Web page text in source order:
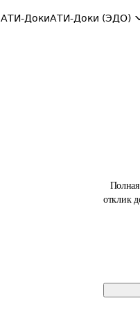
АТИ-ДокиАТИ-Доки (ЭДО)
отклик